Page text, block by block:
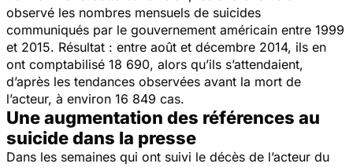
observé les nombres mensuels de suicides
communiqués par le gouvernement américain entre 1999
et 2015. Résultat : entre août et décembre 2014, ils en
ont comptabilisé 18 690, alors qu’ils s’attendaient,
d’après les tendances observées avant la mort de
l’acteur, à environ 16 849 cas.
Une augmentation des références au
suicide dans la presse
Dans les semaines qui ont suivi le décès de l’acteur du